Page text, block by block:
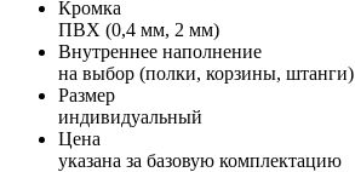
Кромка
ПВХ (0,4 мм, 2 мм)
Внутреннее наполнение
на выбор (полки, корзины, штанги)
Размер
индивидуальный
Цена
указана за базовую комплектацию